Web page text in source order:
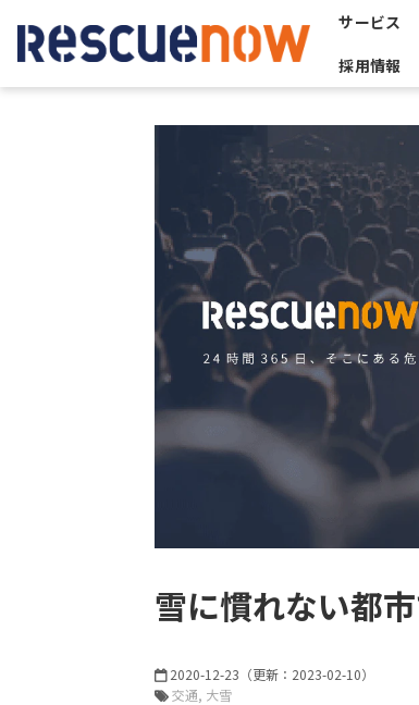
サービス
採用情報
雪に慣れない都
2020-12-23 （更新： 2023-02-10）
交通 大雪